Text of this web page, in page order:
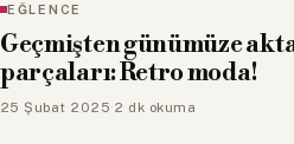
EĞLENCE
Geçmişten günümüze
parçaları: Retro moda!
25 Şubat 2025·2 dk okuma